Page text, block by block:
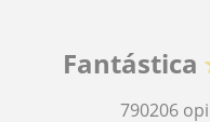
Fantástica
790206